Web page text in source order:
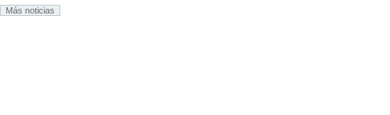
Más noticias